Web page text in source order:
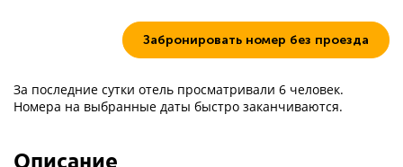
Забронировать номер без проезда
За последние сутки отель просматривали 6 человек.
Номера на выбранные даты быстро заканчиваются.
Описание